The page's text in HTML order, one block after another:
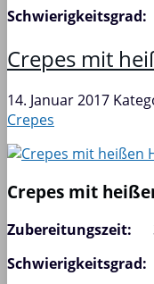
Schwierigkeitsgrad:
Crepes mit
14. Januar 2017
Crepes
Crepes mit
Zubereitungszeit:
Schwierigkeitsgrad: